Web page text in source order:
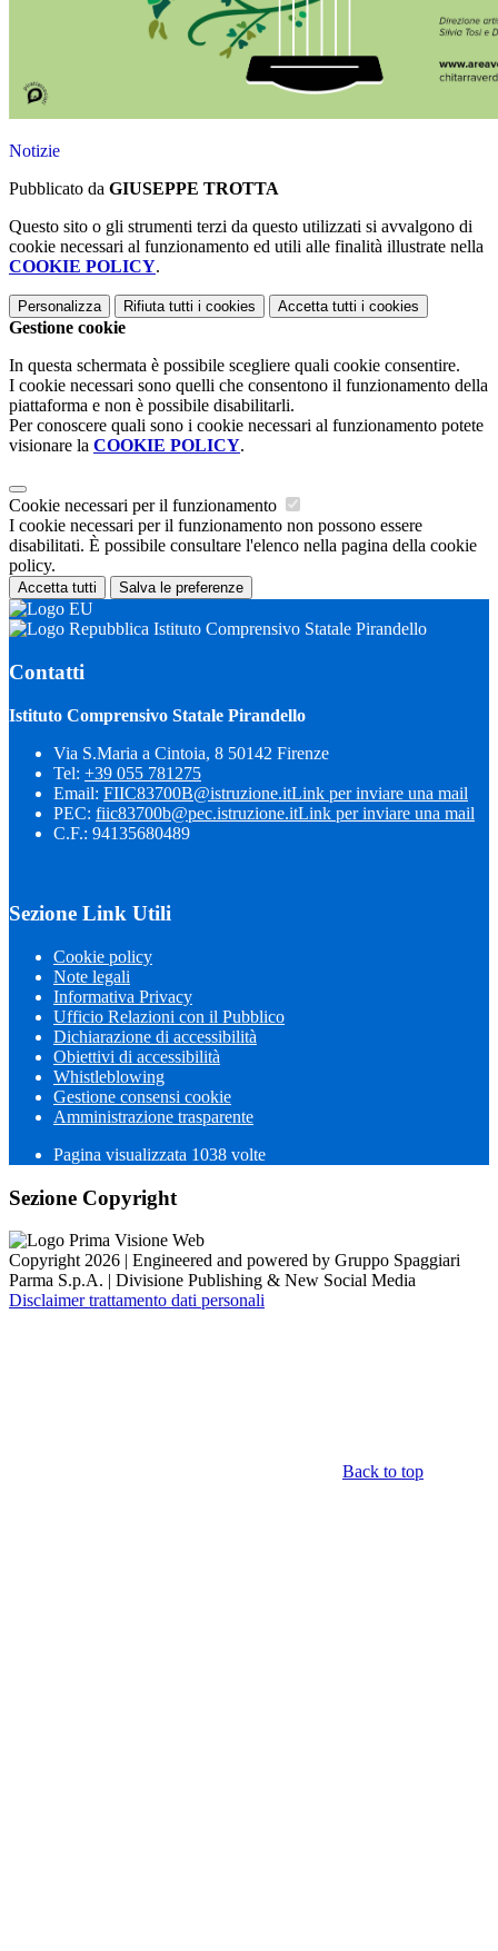
Notizie
Pubblicato da GIUSEPPE TROTTA
Questo sito o gli strumenti terzi da questo utilizzati si avvalgono di
cookie necessari al funzionamento ed utili alle finalità illustrate nella
COOKIE POLICY.
Personalizza Rifiuta tutti i cookies Accetta tutti i cookies
Gestione cookie
In questa schermata è possibile scegliere quali cookie consentire.
I cookie necessari sono quelli che consentono il funzionamento della
piattaforma e non è possibile disabilitarli.
Per conoscere quali sono i cookie necessari al funzionamento potete
visionare la COOKIE POLICY.
Cookie necessari per il funzionamento
I cookie necessari per il funzionamento non possono essere
disabilitati. È possibile consultare l'elenco nella pagina della cookie
policy.
Accetta tutti Salva le preferenze
Istituto Comprensivo Statale Pirandello
Contatti
Istituto Comprensivo Statale Pirandello
Via S.Maria a Cintoia, 8 50142 Firenze
Tel: +39 055 781275
Email: FIIC83700B@istruzione.itLink per inviare una mail
PEC: fiic83700b@pec.istruzione.itLink per inviare una mail
C.F.: 94135680489
Sezione Link Utili
Cookie policy
Note legali
Informativa Privacy
Ufficio Relazioni con il Pubblico
Dichiarazione di accessibilità
Obiettivi di accessibilità
Whistleblowing
Gestione consensi cookie
Amministrazione trasparente
Pagina visualizzata 1038 volte
Sezione Copyright
Copyright 2026 | Engineered and powered by Gruppo Spaggiari
Parma S.p.A. | Divisione Publishing & New Social Media
Disclaimer trattamento dati personali
Back to top